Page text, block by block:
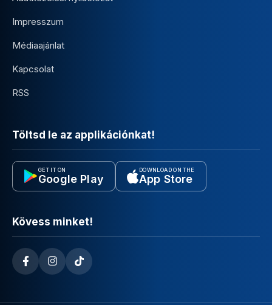
Impresszum
Médiaajánlat
Kapcsolat
RSS
Töltsd le az applikációnkat!
GET IT ON
Google Play
DOWNLOAD ON THE
App Store
Kövess minket!